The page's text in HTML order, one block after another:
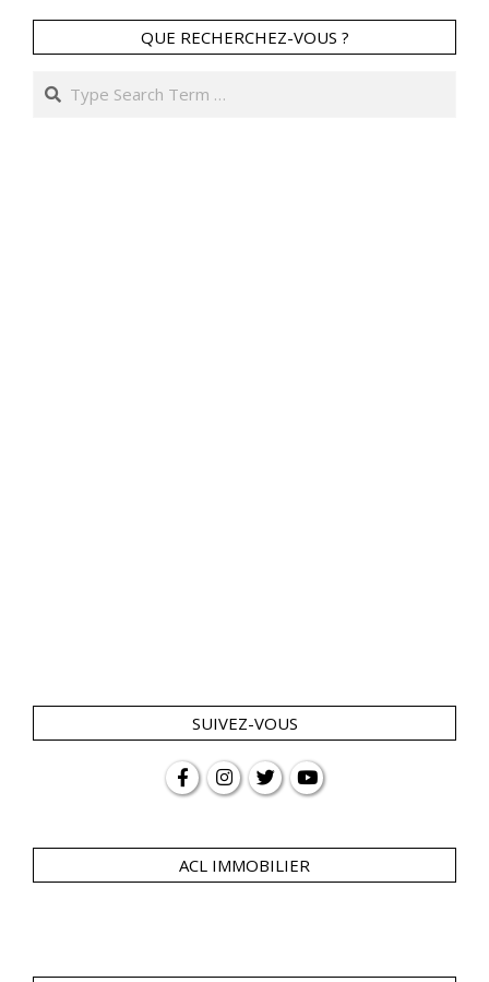
QUE RECHERCHEZ-VOUS ?
Search
SUIVEZ-VOUS
ACL IMMOBILIER